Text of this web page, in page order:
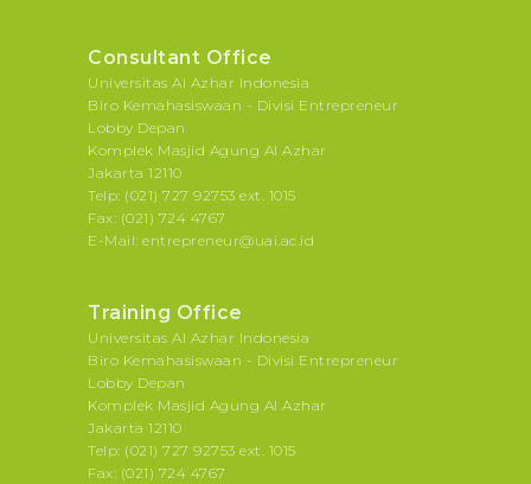
Consultant Office
Universitas Al Azhar Indonesia
Biro Kemahasiswaan - Divisi Entrepreneur
Lobby Depan
Komplek Masjid Agung Al Azhar
Jakarta 12110
Telp: (021) 727 92753 ext. 1015
Fax: (021) 724 4767
E-Mail: entrepreneur@uai.ac.id
Training Office
Universitas Al Azhar Indonesia
Biro Kemahasiswaan - Divisi Entrepreneur
Lobby Depan
Komplek Masjid Agung Al Azhar
Jakarta 12110
Telp: (021) 727 92753 ext. 1015
Fax: (021) 724 4767